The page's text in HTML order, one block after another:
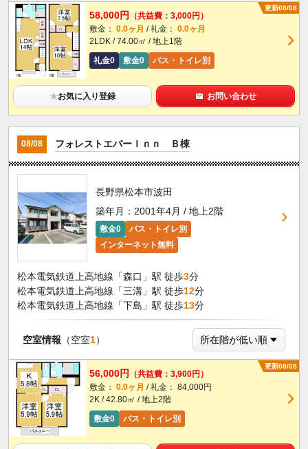
更新08/08
58,000円
（共益費：3,000円）
敷金： 0.0ヶ月 / 礼金： 0.0ヶ月
2LDK / 74.00㎡ / 地上1階
礼金0
敷金0 バス・トイレ別
★お気に入り登録 お問い合わせ
08/08 フォレストエバーＩｎｎ Ｂ棟
長野県松本市波田
築年月：2001年4月 / 地上2階
敷金0
バス・トイレ別
インターネット無料
松本電気鉄道上高地線「森口」駅 徒歩3分
松本電気鉄道上高地線「三溝」駅 徒歩12分
松本電気鉄道上高地線「下島」駅 徒歩13分
空室情報 （空室1）
更新08/08
56,000円
（共益費：3,900円）
敷金： 0.0ヶ月 / 礼金： 84,000円
2K / 42.80㎡ / 地上2階
敷金0
バス・トイレ別